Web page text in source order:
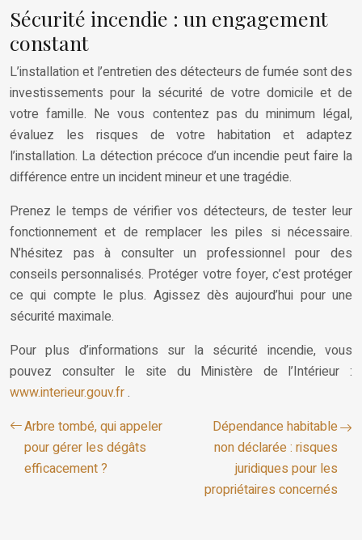
Sécurité incendie : un engagement
constant
L’installation et l’entretien des détecteurs de fumée sont des
investissements pour la sécurité de votre domicile et de
votre famille. Ne vous contentez pas du minimum légal,
évaluez les risques de votre habitation et adaptez
l’installation. La détection précoce d’un incendie peut faire la
différence entre un incident mineur et une tragédie.
Prenez le temps de vérifier vos détecteurs, de tester leur
fonctionnement et de remplacer les piles si nécessaire.
N’hésitez pas à consulter un professionnel pour des
conseils personnalisés. Protéger votre foyer, c’est protéger
ce qui compte le plus. Agissez dès aujourd’hui pour une
sécurité maximale.
Pour plus d’informations sur la sécurité incendie, vous
pouvez consulter le site du Ministère de l’Intérieur :
www.interieur.gouv.fr.
Arbre tombé, qui appeler
pour gérer les dégâts
efficacement ?
Dépendance habitable
non déclarée : risques
juridiques pour les
propriétaires concernés